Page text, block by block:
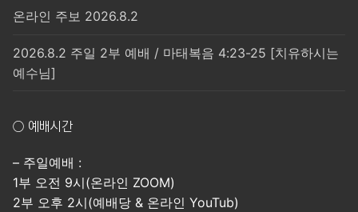
온라인 주보 2026.8.2
2026.8.2 주일 2부 예배 / 마태복음 4:23-25 [치유하시는
예수님]
○ 예배시간
– 주일예배 :
1부 오전 9시(온라인 ZOOM)
2부 오후 2시(예배당 & 온라인 YouTub)